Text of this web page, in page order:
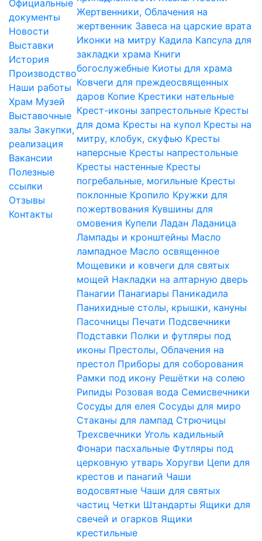
Официальные
документы
Новости
Выставки
История
Производство
Наши работы
Храм Музей
Выставочные
залы Закупки,
реализация
Вакансии
Полезные
ссылки
Отзывы
Контакты
Жертвенники, Облачения на
жертвенник Завеса на царские врата
Иконки на митру Кадила Капсула для
закладки храма Книги
богослужебные Киоты для храма
Ковчеги для преждеосвященных
даров Копие Крестики нательные
Крест-иконы запрестольные Кресты
для дома Кресты на купол Кресты на
митру, клобук, скуфью Кресты
наперсные Кресты напрестольные
Кресты настенные Кресты
погребальные, могильные Кресты
поклонные Кропило Кружки для
пожертвования Кувшины для
омовения Купели Ладан Ладаница
Лампады и кронштейны Масло
лампадное Масло освященное
Мощевики и ковчеги для святых
мощей Накладки на алтарную дверь
Панагии Панагиары Паникадила
Панихидные столы, крышки, кануны
Пасочницы Печати Подсвечники
Подставки Полки и футляры под
иконы Престолы, Облачения на
престол Приборы для соборования
Рамки под икону Решётки на солею
Рипиды Розовая вода Семисвечники
Сосуды для елея Сосуды для миро
Стаканы для лампад Стрючицы
Трехсвечники Уголь кадильный
Фонари пасхальные Футляры под
церковную утварь Хоругви Цепи для
крестов и панагий Чаши
водосвятные Чаши для святых
частиц Четки Штандарты Ящики для
свечей и огарков Ящики
крестильные